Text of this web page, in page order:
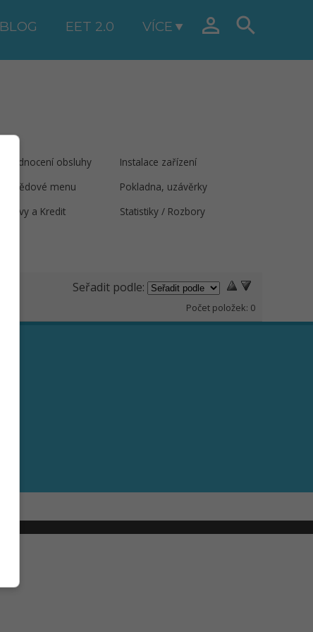
BLOG EET 2.0 VÍCE  
Hodnocení obsluhy
Instalace zařízení
Obědové menu
Pokladna, uzávěrky
Slevy a Kredit
Statistiky / Rozbory
Seřadit podle:
Počet položek: 0